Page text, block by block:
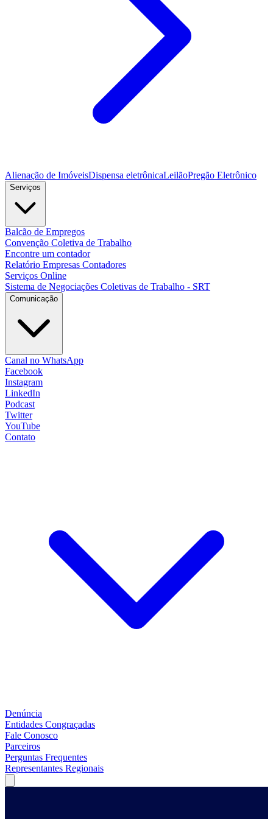
Alienação de ImóveisDispensa eletrônicaLeilãoPregão Eletrônico
Serviços
Balcão de Empregos
Convenção Coletiva de Trabalho
Encontre um contador
Relatório Empresas Contadores
Serviços Online
Sistema de Negociações Coletivas de Trabalho - SRT
Comunicação
Canal no WhatsApp
Facebook
Instagram
LinkedIn
Podcast
Twitter
YouTube
Contato
Denúncia
Entidades Congraçadas
Fale Conosco
Parceiros
Perguntas Frequentes
Representantes Regionais